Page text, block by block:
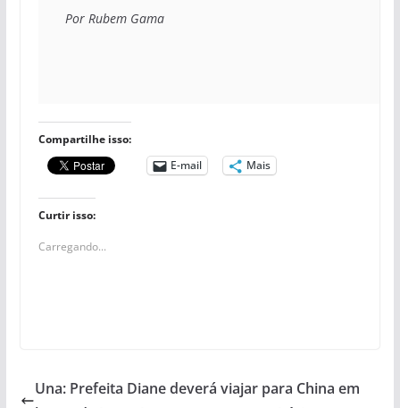
Por Rubem Gama
Compartilhe isso:
E-mail
Mais
Curtir isso:
Carregando...
Una: Prefeita Diane deverá viajar para China em